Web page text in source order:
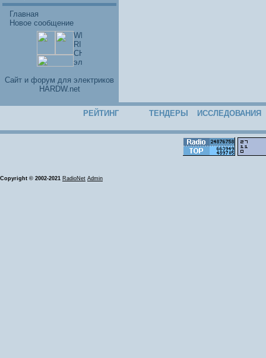
Главная
Новое сообщение
Cайт и форум для электриков
HARDW.net
РЕЙТИНГ ТЕНДЕРЫ ИССЛЕДОВАНИЯ
Copyright © 2002-2021 RadioNet Admin